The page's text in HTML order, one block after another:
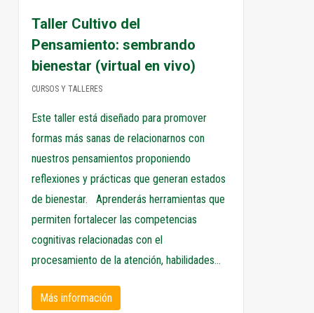
Taller Cultivo del
Pensamiento: sembrando
bienestar (virtual en vivo)
CURSOS Y TALLERES
Este taller está diseñado para promover
formas más sanas de relacionarnos con
nuestros pensamientos proponiendo
reflexiones y prácticas que generan estados
de bienestar. Aprenderás herramientas que
permiten fortalecer las competencias
cognitivas relacionadas con el
procesamiento de la atención, habilidades…
Más información